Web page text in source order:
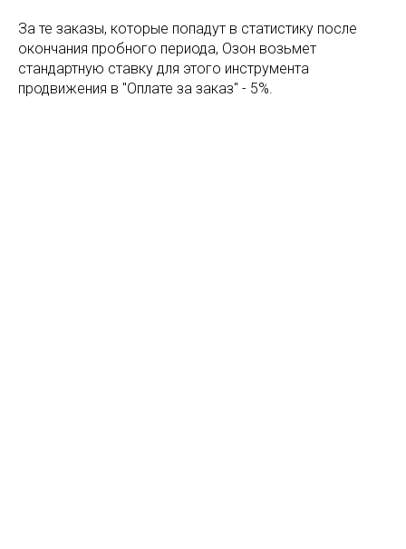
За те заказы, которые попадут в статистику после
окончания пробного периода, Озон возьмет
стандартную ставку для этого инструмента
продвижения в "Оплате за заказ" - 5%.